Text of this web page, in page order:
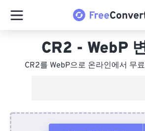
CR2 - WebP
CR2를 WebP으로 온라인에서 무